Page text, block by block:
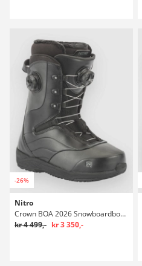
-26%
Nitro
Crown BOA 2026 Snowboardboots
kr 4 499,- kr 3 350,-